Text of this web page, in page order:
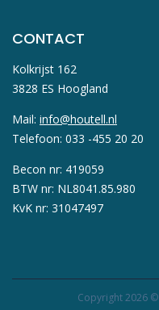
CONTACT
Kolkrijst 162
3828 ES Hoogland
Mail: info@houtell.nl
Telefoon: 033 -455 20 20
Becon nr: 419059
BTW nr: NL8041.85.980
KvK nr: 31047497
Copyright 2026 ©